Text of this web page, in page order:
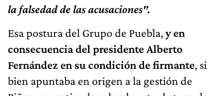
la falsedad de las acusaciones".
Esa postura del Grupo de Puebla,y en
consecuencia del presidente Alberto
Fernández en su condición de firmante, si
bien apuntaba en origen a la gestión de